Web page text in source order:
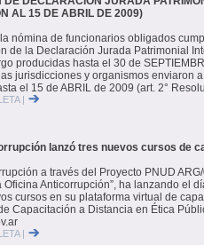
AL 15 DE ABRIL DE 2009)
nómina de funcionarios obligados
de la Declaración Jurada Patrimonial
producidas hasta el 30 de
jurisdicciones y organismos enviaron
el 15 de ABRIL de 2009 (art. 2°
|
lanzó tres nuevos cursos de
a través del Proyecto PNUD
Oficina Anticorrupción”, ha lanzando el
cursos en su plataforma virtual de
Capacitación a Distancia en Ética
|